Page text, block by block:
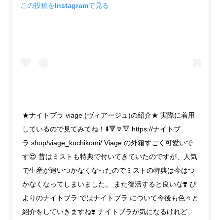
この投稿をInstagramで見る
★ナイトブラ viage (ヴィアージュ)の紹介★ 実際に着用
しているので見てみてね！⬇️🔻🔽🔻 https://ナイトブ
ラ.shop/viage_kuchikomi/ Viage の外箱すごく可愛いで
す😍 昔はミストも特典で付いてきていたのですが、人気
で生産が追いつかなくなったのでミストの特典は今はつ
かなくなってしまいました。 また復活すると良いな❣️ ぴ
よりのナイトブラ ではナイトブラ について今後も色々と
紹介をしていきますね❣️ ナイトブラが気になるけれど、